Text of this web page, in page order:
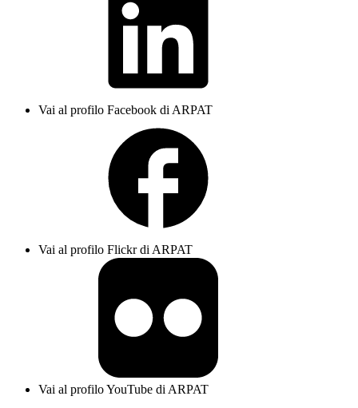
Vai al profilo Facebook di ARPAT
Vai al profilo Flickr di ARPAT
Vai al profilo YouTube di ARPAT